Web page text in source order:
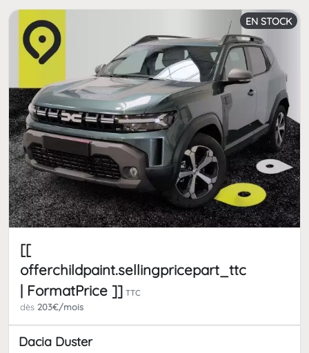
EN STOCK
[[
offerchildpaint.sellingpricepart_ttc
| FormatPrice ]] TTC
dès 203€/mois
Dacia Duster